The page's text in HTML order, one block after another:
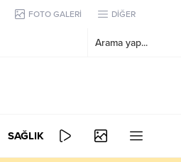
FOTO GALERİ DİĞER
SAĞLIK